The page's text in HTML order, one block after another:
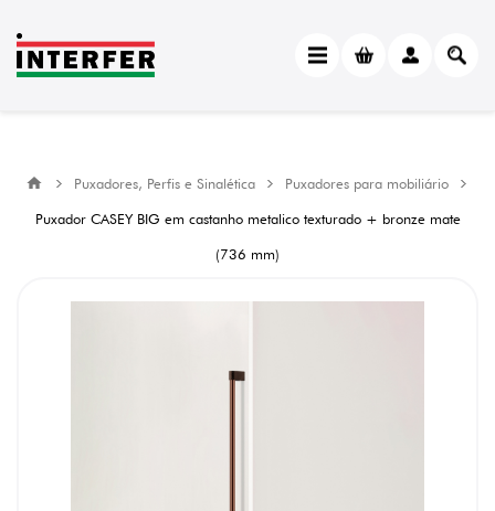
Puxadores, Perfis e Sinalética
Puxadores para mobiliário
Puxador CASEY BIG em castanho metalico texturado + bronze mate
(736 mm)